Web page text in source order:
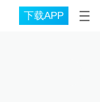
下载APP